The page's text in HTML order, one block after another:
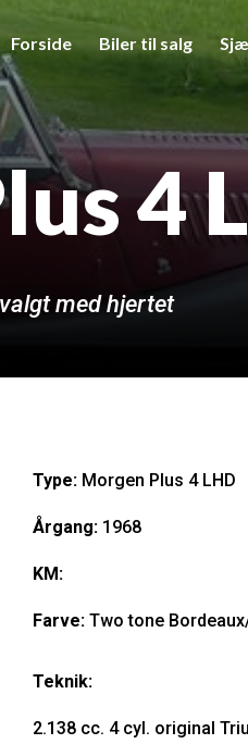
Forside Biler til salg
4
med hjertet
Type: Morgen Plus 4 LHD
Årgang: 1968
KM:
Farve: Two tone
Teknik:
2.138 cc. 4 cyl. original